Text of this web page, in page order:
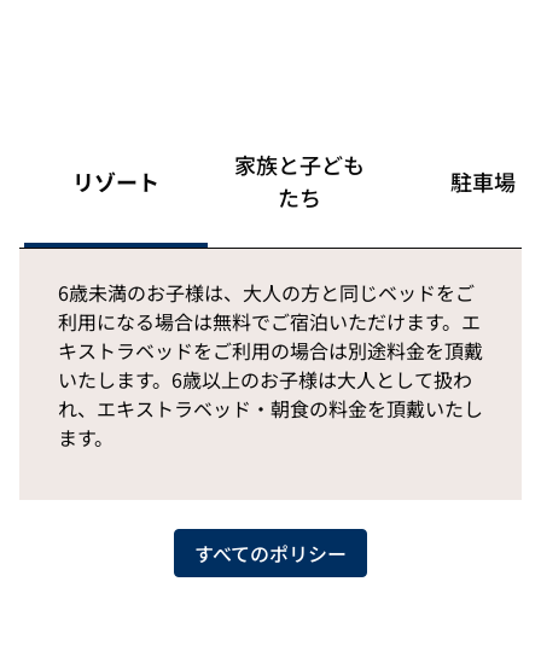
リゾート
家族と子ども
たち
駐車場
6歳未満のお子様は、大人の方と同じベッドをご
利用になる場合は無料でご宿泊いただけます。エ
キストラベッドをご利用の場合は別途料金を頂戴
いたします。6歳以上のお子様は大人として扱わ
れ、エキストラベッド・朝食の料金を頂戴いたし
ます。
すべてのポリシー